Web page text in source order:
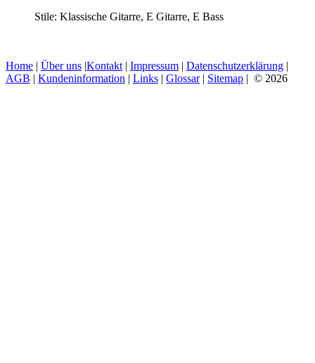
Stile: Klassische Gitarre, E Gitarre, E Bass
Home | Über uns |Kontakt | Impressum | Datenschutzerklärung |
AGB | Kundeninformation | Links | Glossar| Sitemap | © 2026